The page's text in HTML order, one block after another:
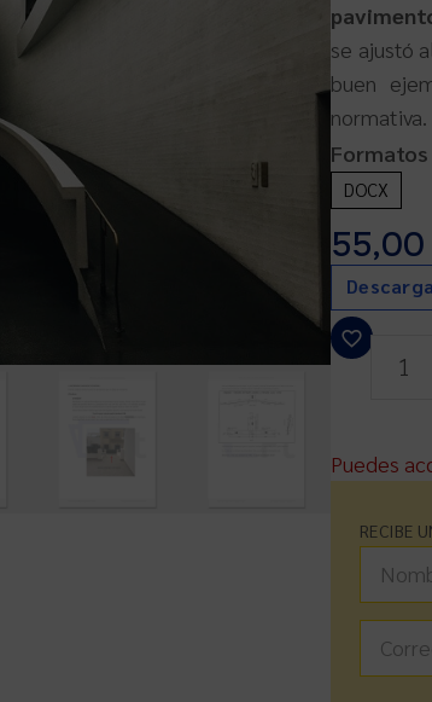
se ajustó
buen
normativa.
Formatos
DOCX
55,00
Puedes
RECIBE